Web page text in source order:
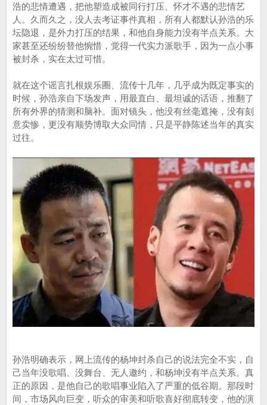
浩的悲情遭遇，把他塑造成被同行打压、怀才不遇的悲情艺
人。久而久之，没人去考证事件真相，所有人都默认孙浩的乐
坛隐退，是外力打压的结果，和他自身能力没有半点关系。大
家甚至还纷纷替他惋惜，觉得一代实力派歌手，因为一点小事
被封杀，实在太过可惜。
就在这个谣言扎根娱乐圈、流传十几年，几乎成为既定事实的
时候，孙浩亲自下场发声，用最直白、最坦诚的话语，推翻了
所有外界的猜测和脑补。面对镜头，他没有丝毫遮掩，没有刻
意卖惨，更没有顺势博取大众同情，只是平静陈述当年的真实
过往。
孙浩明确表示，网上流传的杨坤封杀自己的说法完全不实，自
己当年没歌唱、没舞台、无人邀约，和杨坤没有半点关系。真
正的原因，是他自己的歌唱事业陷入了严重的低谷期。那段时
间，市场风向巨变，听众的审美和听歌喜好彻底转变，他的演